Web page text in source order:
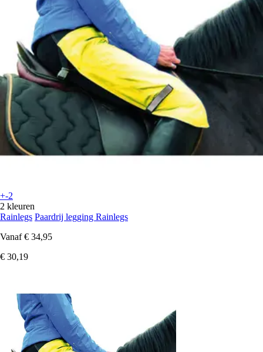
+-2
2 kleuren
Rainlegs Paardrij legging Rainlegs
Vanaf € 34,95
€ 30,19